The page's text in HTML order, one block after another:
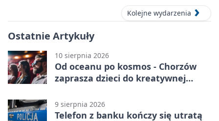
Kolejne wydarzenia
Ostatnie Artykuły
10 sierpnia 2026
Od oceanu po kosmos - Chorzów
zaprasza dzieci do kreatywnej
9 sierpnia 2026
Telefon z banku kończy się utratą